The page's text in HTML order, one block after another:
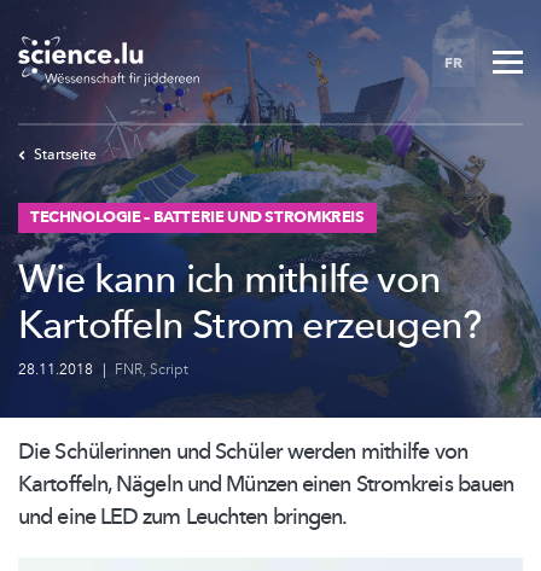
to
main
content
FR
Startseite
TECHNOLOGIE – BATTERIE UND STROMKREIS
Wie kann ich mithilfe von
Kartoffeln Strom erzeugen?
28.11.2018 | FNR, Script
Die Schülerinnen und Schüler werden mithilfe von
Kartoffeln, Nägeln und Münzen einen Stromkreis bauen
und eine LED zum Leuchten bringen.